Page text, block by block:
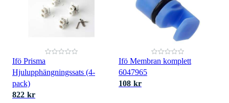
Ifö Prisma
Hjulupphängningssats (4-
pack)
822 kr
Ifö Membran komplett
6047965
108 kr